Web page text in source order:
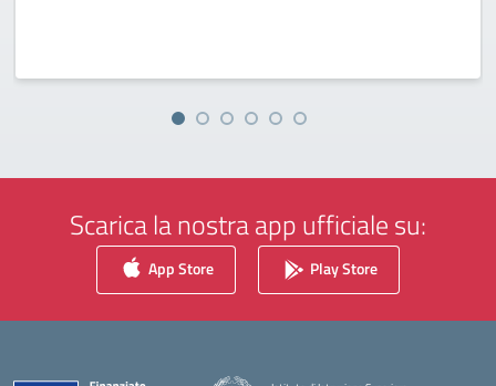
Scarica la nostra app ufficiale su:
App Store Play Store